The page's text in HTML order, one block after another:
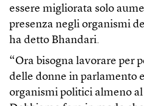
essere migliorata solo
presenza negli organismi
ha detto Bhandari.
“Ora bisogna lavorare per
delle donne in parlamento
organismi politici almeno al